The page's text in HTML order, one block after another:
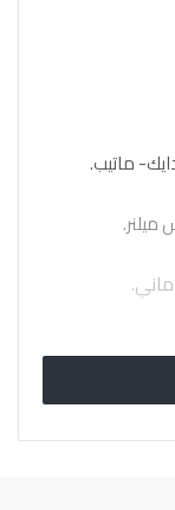
ماتيب.
بروستر-